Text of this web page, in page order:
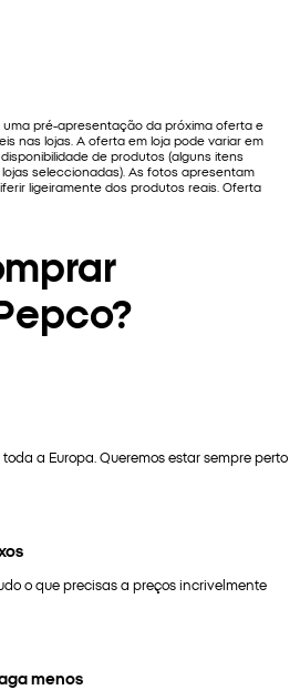
pré-apresentação da próxima oferta e
nas lojas. A oferta em loja pode variar em
de produtos (alguns itens
seleccionadas). As fotos apresentam
ligeiramente dos produtos reais. Oferta
a Europa. Queremos estar sempre perto
o que precisas a preços incrivelmente
menos